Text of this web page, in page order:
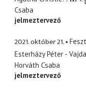
Csaba
jelmeztervező
2021. október 21.
Esterházy Péter -
Horváth Csaba
jelmeztervező